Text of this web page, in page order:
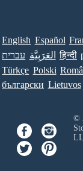
English Español
עברית العَرَبِيَّة हिन्दी
Türkçe Polski
български Lietuvos